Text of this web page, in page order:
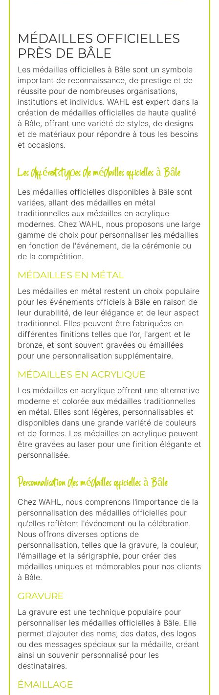
MÉDAILLES OFFICIELLES
PRÈS DE BÂLE
Les médailles officielles à Bâle sont un symbole
important de reconnaissance, de prestige et de
réussite pour de nombreuses organisations,
institutions et individus. WAHL est expert dans la
création de médailles officielles de haute qualité
à Bâle, offrant une variété de styles, de designs
et de matériaux pour répondre à tous les besoins
et occasions.
Les différents types de médailles officielles à Bâle
Les médailles officielles disponibles à Bâle sont
variées, allant des médailles en métal
traditionnelles aux médailles en acrylique
modernes. Chez WAHL, nous proposons une large
gamme de choix pour personnaliser les médailles
en fonction de l'événement, de la cérémonie ou
de la compétition.
MÉDAILLES EN MÉTAL
Les médailles en métal restent un choix populaire
pour les événements officiels à Bâle en raison de
leur durabilité, de leur élégance et de leur aspect
traditionnel. Elles peuvent être fabriquées en
différentes finitions telles que l'or, l'argent et le
bronze, et sont souvent gravées ou émaillées
pour une personnalisation supplémentaire.
MÉDAILLES EN ACRYLIQUE
Les médailles en acrylique offrent une alternative
moderne et colorée aux médailles traditionnelles
en métal. Elles sont légères, personnalisables et
disponibles dans une grande variété de couleurs
et de formes. Les médailles en acrylique peuvent
être gravées au laser pour une finition élégante et
personnalisée.
Personnalisation des médailles officielles à Bâle
Chez WAHL, nous comprenons l'importance de la
personnalisation des médailles officielles pour
qu'elles reflètent l'événement ou la célébration.
Nous offrons diverses options de
personnalisation, telles que la gravure, la couleur,
l'émaillage et la sérigraphie, pour créer des
médailles uniques et mémorables pour nos clients
à Bâle.
GRAVURE
La gravure est une technique populaire pour
personnaliser les médailles officielles à Bâle. Elle
permet d'ajouter des noms, des dates, des logos
ou des messages spéciaux sur la médaille, créant
ainsi un souvenir personnalisé pour les
destinataires.
ÉMAILLAGE